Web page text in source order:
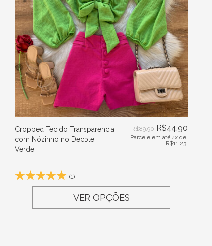
Cropped Tecido Transparencia
com Nózinho no Decote
Verde
R$89,90 R$44,90
Parcele em até 4x de
R$11,23
(1)
VER OPÇÕES